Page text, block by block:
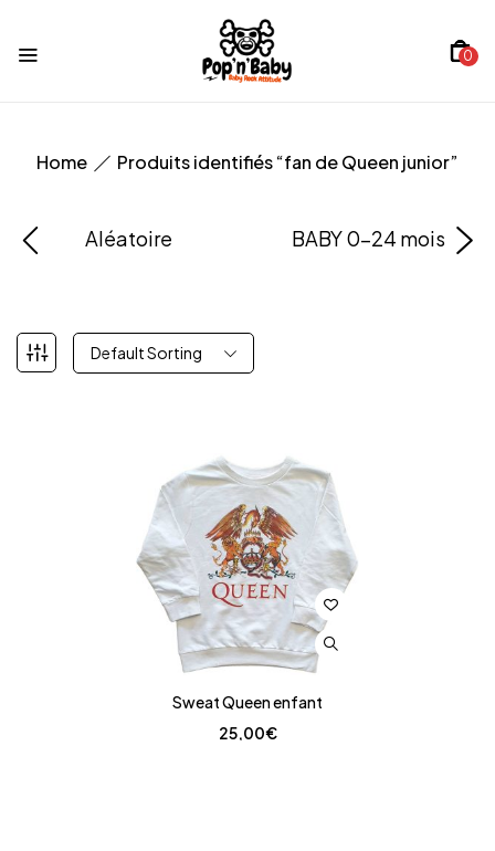
0
Home Produits identifiés “fan de Queen junior”
Aléatoire BABY 0-24 mois
Default Sorting
Sweat Queen enfant
25,00€